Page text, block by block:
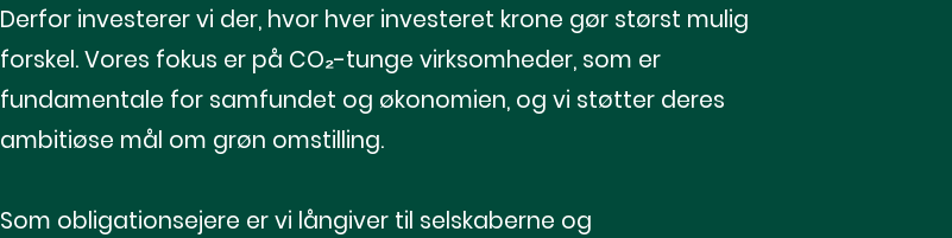
Derfor investerer vi der, hvor hver investeret krone gør størst mulig
forskel. Vores fokus er på CO₂-tunge virksomheder, som er
fundamentale for samfundet og økonomien, og vi støtter deres
ambitiøse mål om grøn omstilling.
Som obligationsejere er vi långiver til selskaberne og